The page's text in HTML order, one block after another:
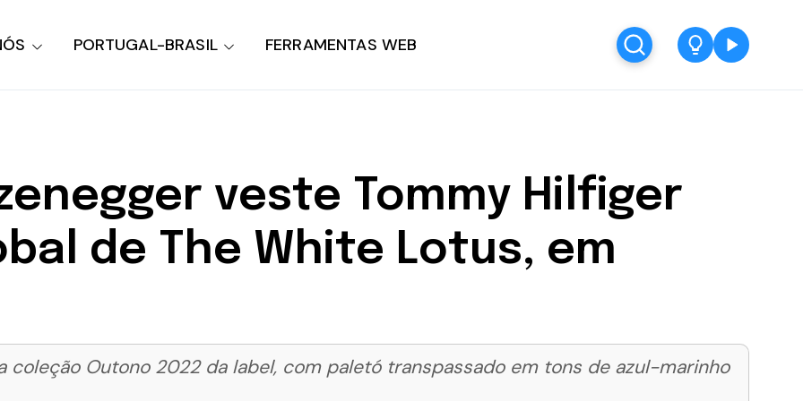
PORTUGAL-BRASIL FERRAMENTAS WEB
veste Tommy Hilfiger
de The White Lotus, em
Outono 2022 da label, com paletó transpassado em tons de azul-marinho